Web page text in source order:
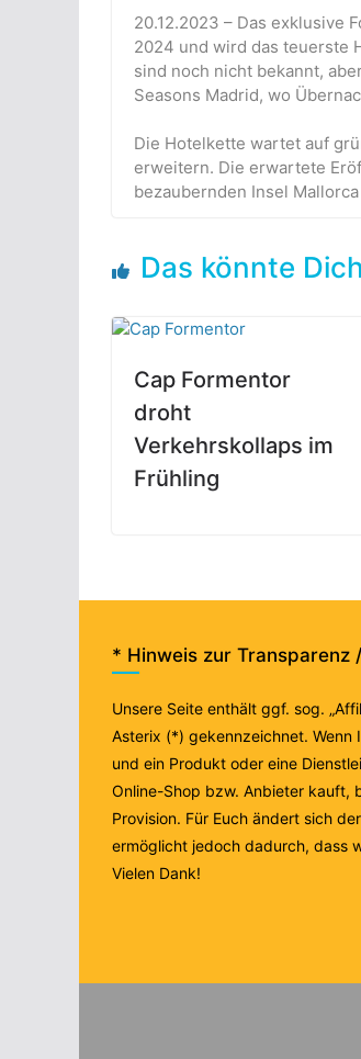
20.12.2023 – Das exklusive
2024 und wird das teuerste
sind noch nicht bekannt,
Seasons Madrid, wo
Die Hotelkette wartet auf
erweitern. Die erwartete
bezaubernden Insel
Das könnte
Cap Formentor
droht
Verkehrskollaps im
Frühling
* Hinweis zur Transparenz
Unsere Seite enthält ggf. sog.
Asterix (*) gekennzeichnet. Wenn
und ein Produkt oder eine
Online-Shop bzw. Anbieter kauft,
Provision. Für Euch ändert sich
ermöglicht jedoch dadurch, dass
Vielen Dank!